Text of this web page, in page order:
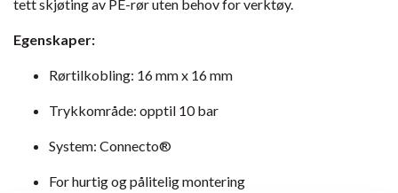
tett skjøting av PE-rør uten behov for verktøy.
Egenskaper:
Rørtilkobling: 16 mm x 16 mm
Trykkområde: opptil 10 bar
System: Connecto®
For hurtig og pålitelig montering